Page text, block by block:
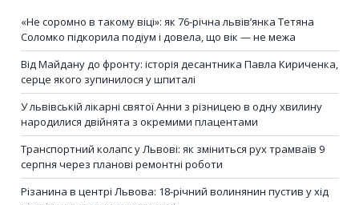
«Не соромно в такому віці»: як 76-річна львів’янка Тетяна
Соломко підкорила подіум і довела, що вік — не межа
Від Майдану до фронту: історія десантника Павла Кириченка,
серце якого зупинилося у шпиталі
У львівській лікарні святої Анни з різницею в одну хвилину
народилися двійнята з окремими плацентами
Транспортний колапс у Львові: як зміниться рух трамваїв 9
серпня через планові ремонтні роботи
Різанина в центрі Львова: 18-річний волинянин пустив у хід